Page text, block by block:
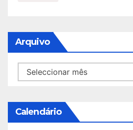
Arquivo
Arquivo
Calendário